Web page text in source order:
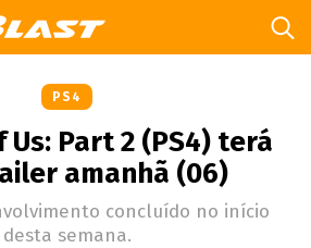
PS4
Us: Part 2 (PS4) terá
amanhã (06)
concluído no início
desta semana.